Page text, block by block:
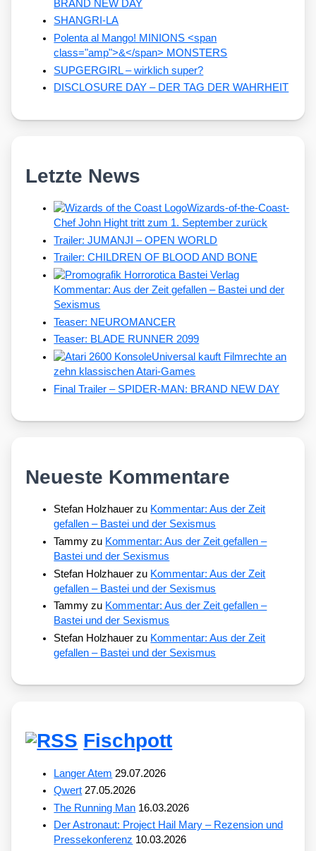
BRAND NEW DAY
SHANGRI-LA
Polenta al Mango! MINIONS <span
class="amp">&</span> MONSTERS
SUPGERGIRL – wirklich super?
DISCLOSURE DAY – DER TAG DER WAHRHEIT
Letzte News
Wizards-of-the-Coast-
Chef John Hight tritt zum 1. September zurück
Trailer: JUMANJI – OPEN WORLD
Trailer: CHILDREN OF BLOOD AND BONE
Kommentar: Aus der Zeit gefallen – Bastei und der
Sexismus
Teaser: NEUROMANCER
Teaser: BLADE RUNNER 2099
Universal kauft Filmrechte an
zehn klassischen Atari-Games
Final Trailer – SPIDER-MAN: BRAND NEW DAY
Neueste Kommentare
Stefan Holzhauer zu Kommentar: Aus der Zeit
gefallen – Bastei und der Sexismus
Tammy zu Kommentar: Aus der Zeit gefallen –
Bastei und der Sexismus
Stefan Holzhauer zu Kommentar: Aus der Zeit
gefallen – Bastei und der Sexismus
Tammy zu Kommentar: Aus der Zeit gefallen –
Bastei und der Sexismus
Stefan Holzhauer zu Kommentar: Aus der Zeit
gefallen – Bastei und der Sexismus
Fischpott
Langer Atem 29.07.2026
Qwert 27.05.2026
The Running Man 16.03.2026
Der Astronaut: Project Hail Mary – Rezension und
Pressekonferenz 10.03.2026